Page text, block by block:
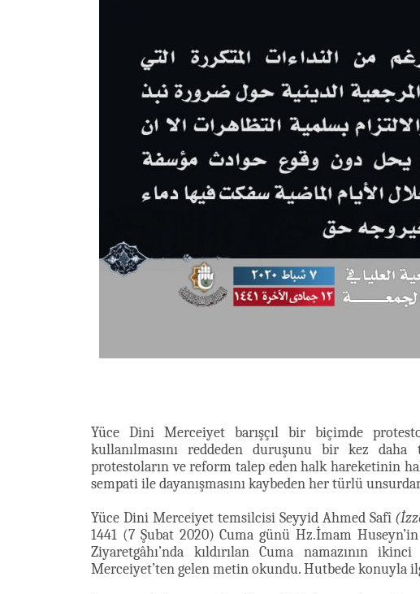
Yüce Dini Merceiyet barışçıl bir biçimde
kullanılmasını reddeden duruşunu bir kez
protestoların ve reform talep eden halk hareketinin
sempati ile dayanışmasını kaybeden her türlü
Yüce Dini Merceiyet temsilcisi Seyyid Ahmed Safî
1441 (7 Şubat 2020) Cuma günü Hz.İmam Huseyn’in
Ziyaretgâhı’nda kıldırılan Cuma namazının
Merceiyet’ten gelen metin okundu. Hutbede konuyla